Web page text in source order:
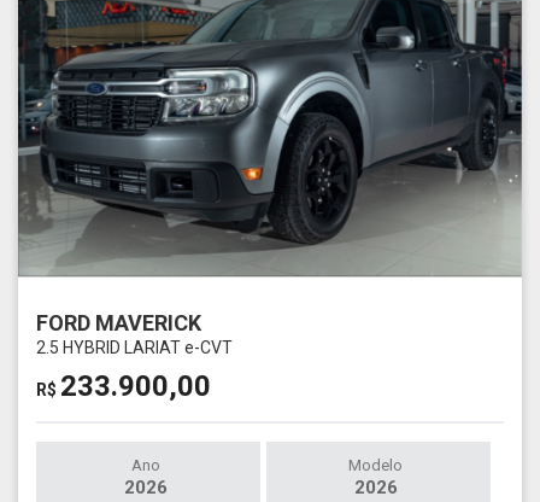
FORD MAVERICK
2.5 HYBRID LARIAT e-CVT
R$ 233.900,00
Ano
2026
Modelo
2026